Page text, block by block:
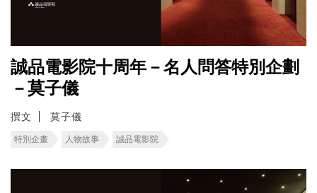
誠品電影院十周年－名人問答特別企劃
－莫子儀
撰文 莫子儀
特別企畫 人物故事 誠品電影院